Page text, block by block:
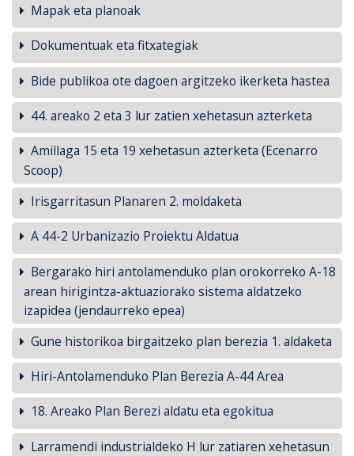
Mapak eta planoak
Dokumentuak eta fitxategiak
Bide publikoa ote dagoen argitzeko ikerketa hastea
44. areako 2 eta 3 lur zatien xehetasun azterketa
Amillaga 15 eta 19 xehetasun azterketa (Ecenarro
Scoop)
Irisgarritasun Planaren 2. moldaketa
A 44-2 Urbanizazio Proiektu Aldatua
Bergarako hiri antolamenduko plan orokorreko A-18
arean hirigintza-aktuaziorako sistema aldatzeko
izapidea (jendaurreko epea)
Gune historikoa birgaitzeko plan berezia 1. aldaketa
Hiri-Antolamenduko Plan Berezia A-44 Area
18. Areako Plan Berezi aldatu eta egokitua
Larramendi industrialdeko H lur zatiaren xehetasun